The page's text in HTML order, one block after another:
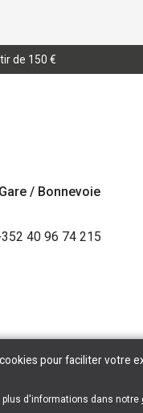
de 150 €
/ Bonnevoie
40 96 74 215
pour faciliter votre
plus d'informations dans notre